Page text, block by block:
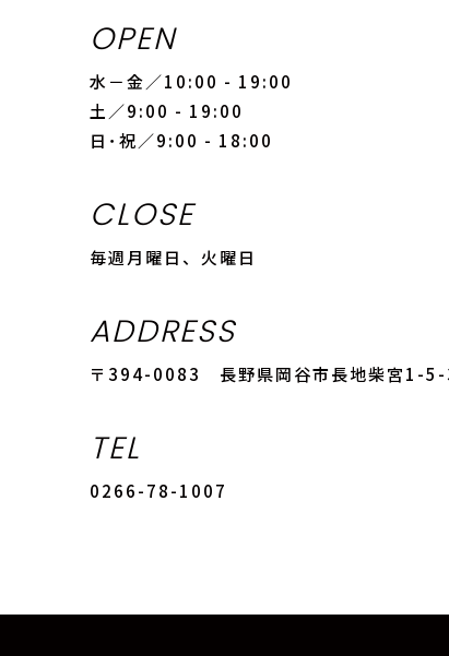
OPEN
水－金／10:00 - 19:00
土／9:00 - 19:00
日･祝／9:00 - 18:00
CLOSE
毎週月曜日、火曜日
ADDRESS
〒394-0083 長野県岡谷市長地柴宮1-5-
TEL
0266-78-1007